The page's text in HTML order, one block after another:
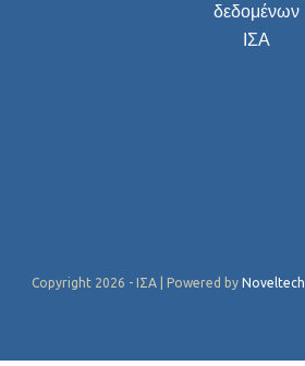
δεδομένων
ΙΣΑ
Copyright 2026 - ΙΣΑ | Powered by Noveltech